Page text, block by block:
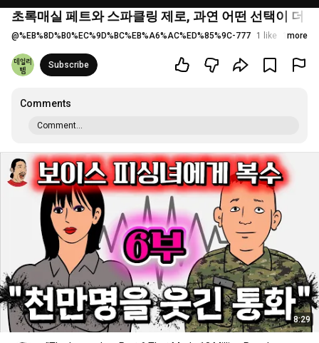
초록매실 페트와 스파클링 제로, 과연 어떤 선택이 더
@%EB%8D%B0%EC%9D%BC%EB%A6%AC%ED%85%9C-777 1 like 179
more
Subscribe
Comments
Comment...
8:29